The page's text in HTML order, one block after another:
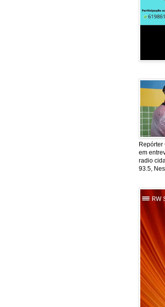
em
radio
93.5,